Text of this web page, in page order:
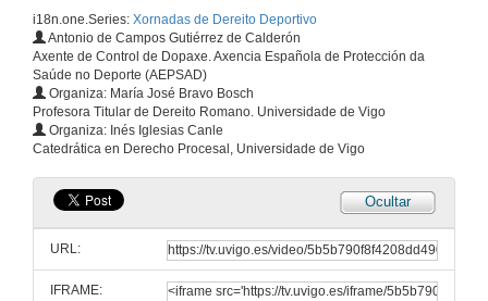
i18n.one.Series: Xornadas de Dereito Deportivo
Antonio de Campos Gutiérrez de Calderón
Axente de Control de Dopaxe. Axencia Española de Protección da
Saúde no Deporte (AEPSAD)
Organiza: María José Bravo Bosch
Profesora Titular de Dereito Romano. Universidade de Vigo
Organiza: Inés Iglesias Canle
Catedrática en Derecho Procesal, Universidade de Vigo
Ocultar
URL:
IFRAME:
21 de abr. de 2016
A fiscalidade no deporte
Relatorio de Alberto Vaquero García
21 de abr. de 2016
Quenda de preguntas. A fiscalidade no deporte
Relatorio de Alberto Vaquero García
21 de abr. de 2016